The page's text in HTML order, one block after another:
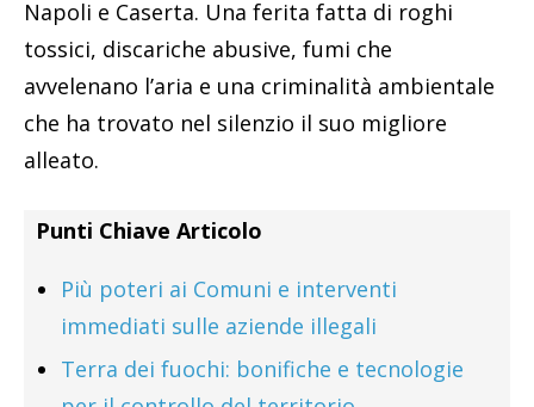
Napoli e Caserta. Una ferita fatta di roghi
tossici, discariche abusive, fumi che
avvelenano l’aria e una criminalità ambientale
che ha trovato nel silenzio il suo migliore
alleato.
Punti Chiave Articolo
Più poteri ai Comuni e interventi
immediati sulle aziende illegali
Terra dei fuochi: bonifiche e tecnologie